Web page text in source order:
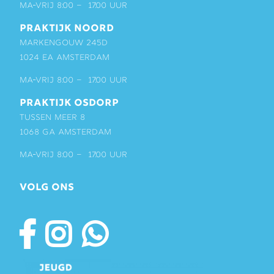
ma-vrij 8:00 – 17:00 uur
PRAKTIJK NOORD
Markengouw 245D
1024 EA Amsterdam
ma-vrij 8:00 – 17:00 uur
PRAKTIJK OSDORP
Tussen Meer 8
1068 GA Amsterdam
ma-vrij 8:00 – 17:00 uur
VOLG ONS